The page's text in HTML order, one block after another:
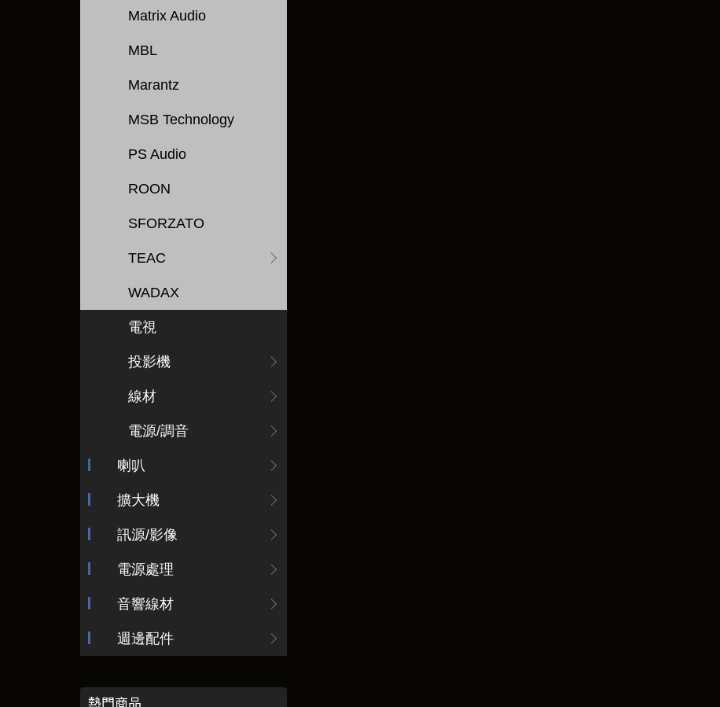
Matrix Audio
MBL
Marantz
MSB Technology
PS Audio
ROON
SFORZATO
TEAC
WADAX
電視
投影機
線材
電源/調音
喇叭
擴大機
訊源/影像
電源處理
音響線材
週邊配件
熱門商品